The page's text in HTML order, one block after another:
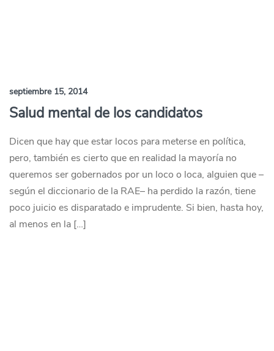
septiembre 15, 2014
Salud mental de los candidatos
Dicen que hay que estar locos para meterse en política,
pero, también es cierto que en realidad la mayoría no
queremos ser gobernados por un loco o loca, alguien que –
según el diccionario de la RAE– ha perdido la razón, tiene
poco juicio es disparatado e imprudente. Si bien, hasta hoy,
al menos en la […]